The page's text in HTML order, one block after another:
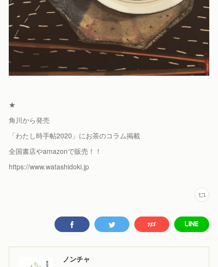
★
角川から発売
「わたし時手帖2020」にお茶のコラム掲載
全国書店やamazonで販売！！
https://www.watashidoki.jp
ノンチャ